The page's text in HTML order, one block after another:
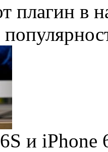
плагин в
и iPhone